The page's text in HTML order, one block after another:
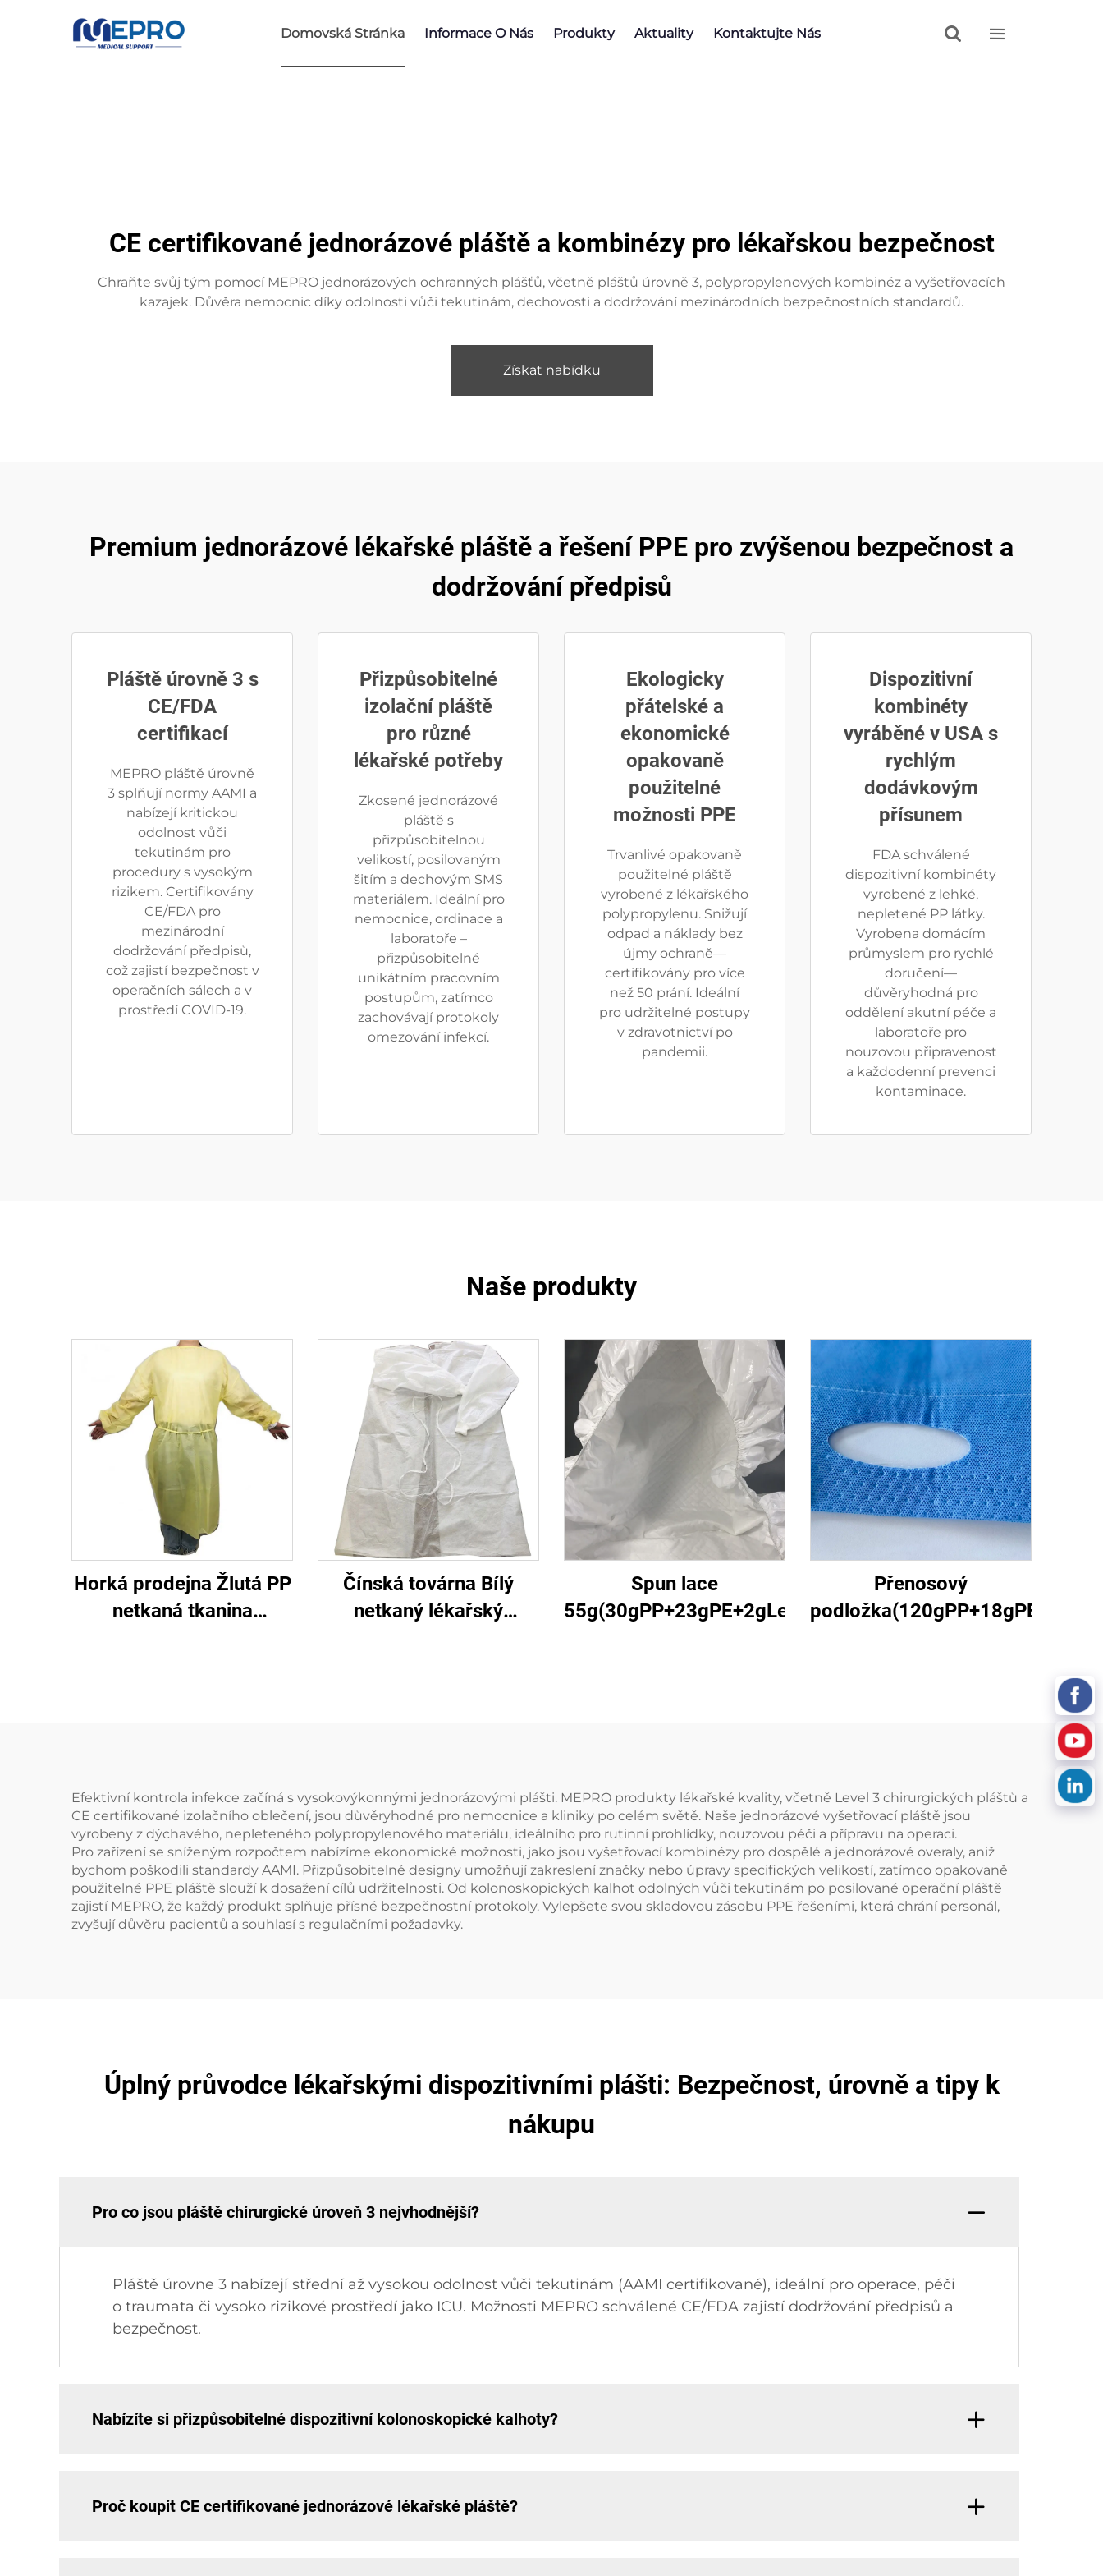
Domovská Stránka Informace O Nás Produkty Aktuality Kontaktujte Nás  
CE certifikované jednorázové pláště a kombinézy pro lékařskou bezpečnost
Chraňte svůj tým pomocí MEPRO jednorázových ochranných plášťů, včetně pláštů úrovně 3, polypropylenových kombinéz a vyšetřovacích
kazajek. Důvěra nemocnic díky odolnosti vůči tekutinám, dechovosti a dodržování mezinárodních bezpečnostních standardů.
Získat nabídku
Premium jednorázové lékařské pláště a řešení PPE pro zvýšenou bezpečnost a
dodržování předpisů
Pláště úrovně 3 s
CE/FDA
certifikací
MEPRO pláště úrovně
3 splňují normy AAMI a
nabízejí kritickou
odolnost vůči
tekutinám pro
procedury s vysokým
rizikem. Certifikovány
CE/FDA pro
mezinárodní
dodržování předpisů,
což zajistí bezpečnost v
operačních sálech a v
prostředí COVID-19.
Přizpůsobitelné
izolační pláště
pro různé
lékařské potřeby
Zkosené jednorázové
pláště s
přizpůsobitelnou
velikostí, posilovaným
šitím a dechovým SMS
materiálem. Ideální pro
nemocnice, ordinace a
laboratoře –
přizpůsobitelné
unikátním pracovním
postupům, zatímco
zachovávají protokoly
omezování infekcí.
Ekologicky
přátelské a
ekonomické
opakovaně
použitelné
možnosti PPE
Trvanlivé opakovaně
použitelné pláště
vyrobené z lékařského
polypropylenu. Snižují
odpad a náklady bez
újmy ochraně—
certifikovány pro více
než 50 prání. Ideální
pro udržitelné postupy
v zdravotnictví po
pandemii.
Dispozitivní
kombinéty
vyráběné v USA s
rychlým
dodávkovým
přísunem
FDA schválené
dispozitivní kombinéty
vyrobené z lehké,
nepletené PP látky.
Vyrobena domácím
průmyslem pro rychlé
doručení—
důvěryhodná pro
oddělení akutní péče a
laboratoře pro
nouzovou připravenost
a každodenní prevenci
kontaminace.
Naše produkty
Horká prodejna Žlutá PP
netkaná tkanina
Čínská továrna Bílý
netkaný lékařský
Spun lace
55g(30gPP+23gPE+2gLejstro)1
Přenosový
Efektivní kontrola infekce začíná s vysokovýkonnými jednorázovými plášti. MEPRO produkty lékařské kvality, včetně Level 3 chirurgických pláštů a
CE certifikované izolačního oblečení, jsou důvěryhodné pro nemocnice a kliniky po celém světě. Naše jednorázové vyšetřovací pláště jsou
vyrobeny z dýchavého, nepleteného polypropylenového materiálu, ideálního pro rutinní prohlídky, nouzovou péči a přípravu na operaci.
Pro zařízení se sníženým rozpočtem nabízíme ekonomické možnosti, jako jsou vyšetřovací kombinézy pro dospělé a jednorázové overaly, aniž
bychom poškodili standardy AAMI. Přizpůsobitelné designy umožňují zakreslení značky nebo úpravy specifických velikostí, zatímco opakovaně
použitelné PPE pláště slouží k dosažení cílů udržitelnosti. Od kolonoskopických kalhot odolných vůči tekutinám po posilované operační pláště
zajistí MEPRO, že každý produkt splňuje přísné bezpečnostní protokoly. Vylepšete svou skladovou zásobu PPE řešeními, která chrání personál,
zvyšují důvěru pacientů a souhlasí s regulačními požadavky.
Úplný průvodce lékařskými dispozitivními plášti: Bezpečnost, úrovně a tipy k
nákupu
Pro co jsou pláště chirurgické úroveň 3 nejvhodnější?
Pláště úrovne 3 nabízejí střední až vysokou odolnost vůči tekutinám (AAMI certifikované), ideální pro operace, péči
o traumata či vysoko rizikové prostředí jako ICU. Možnosti MEPRO schválené CE/FDA zajistí dodržování předpisů a
bezpečnost.
Nabízíte si přizpůsobitelné dispozitivní kolonoskopické kalhoty?
Proč koupit CE certifikované jednorázové lékařské pláště?